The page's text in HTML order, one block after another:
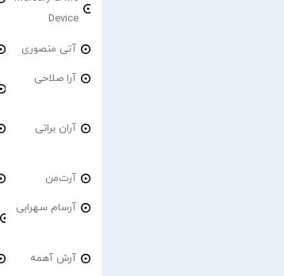
Device
آتی منصوری
آرا صلاحی
آران براتی
آرت‌من
آرسام سهرابی
آرش آهمه